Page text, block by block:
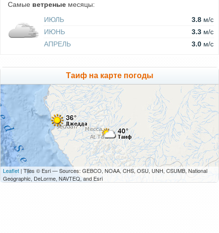
Самые ветреные месяцы:
ИЮЛЬ
3.8 м/c
ИЮНЬ
3.3 м/c
АПРЕЛЬ
3.0 м/c
Таиф на карте погоды
Leaflet | Tiles © Esri — Sources: GEBCO, NOAA, CHS, OSU, UNH, CSUMB, National
Geographic, DeLorme, NAVTEQ, and Esri